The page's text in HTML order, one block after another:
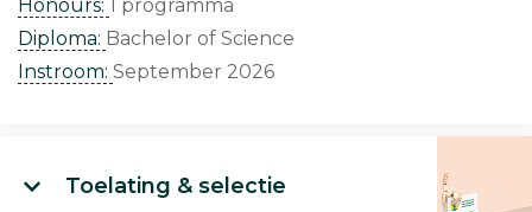
Honours: 1 programma
Diploma: Bachelor of Science
Instroom: September 2026
Toelating & selectie